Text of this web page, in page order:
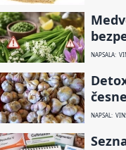
NAPSALA:
NAPSAL: